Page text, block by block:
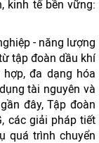
kinh tế bền vững:
- năng lượng
tập đoàn dầu khí
đa dạng hóa
tài nguyên và
đây, Tập đoàn
các giải pháp tiết
quá trình chuyển